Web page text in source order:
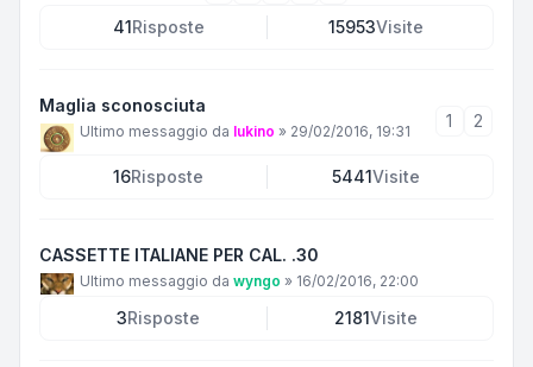
41Risposte 15953Visite
Maglia sconosciuta
Ultimo messaggio da lukino » 29/02/2016, 19:31 1 2
16Risposte 5441Visite
CASSETTE ITALIANE PER CAL. .30
Ultimo messaggio da wyngo » 16/02/2016, 22:00
3Risposte 2181Visite